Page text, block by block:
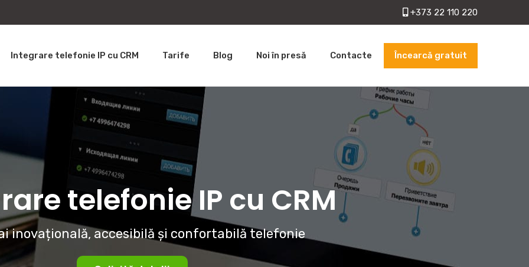
+373 22 110 220
Integrare telefonie IP cu CRM Tarife Blog Noi în presă Contacte Încearcă gratuit
telefonie IP cu CRM
inovațională, accesibilă și confortabilă telefonie